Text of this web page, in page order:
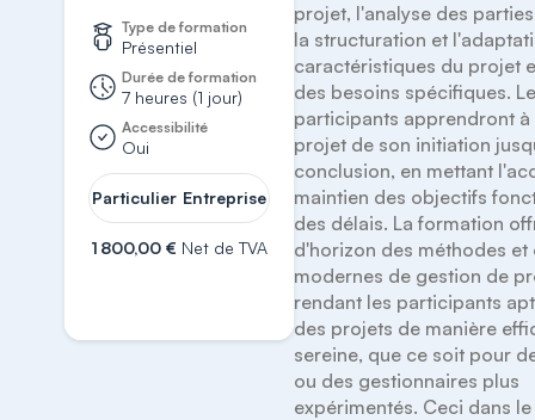
Type de formation
Présentiel
Durée de formation
7 heures (1 jour)
Accessibilité
Oui
Particulier Entreprise
1 800,00 € Net de TVA
projet, l'analyse des
la structuration et
caractéristiques du projet
des besoins spécifiques.
participants apprendront
projet de son initiation
conclusion, en mettant
maintien des objectifs
des délais. La formation
d'horizon des méthodes et
modernes de gestion de
rendant les participants
des projets de manière
sereine, que ce soit pour
ou des gestionnaires plus
expérimentés. Ceci dans